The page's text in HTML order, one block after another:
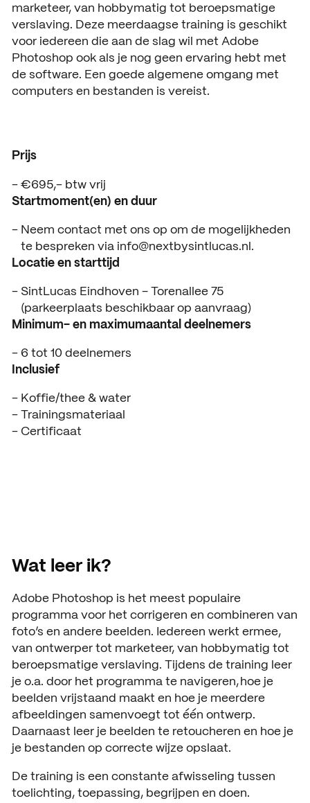
Open dagen
Meeloopdagen
Brochure aanvragen
Vacatures
SAMENWERKEN
Expertisecentrum
Practoraat
SintLucas Alumni
ACTUEEL
Nieuws
Pers en media
Contact
marketeer, van hobbymatig tot beroepsmatige
verslaving. Deze meerdaagse training is geschikt
voor iedereen die aan de slag wil met Adobe
Photoshop ook als je nog geen ervaring hebt met
de software. Een goede algemene omgang met
computers en bestanden is vereist.
Prijs
€695,- btw vrij
Startmoment(en) en duur
Neem contact met ons op om de mogelijkheden
te bespreken via info@nextbysintlucas.nl.
Locatie en starttijd
SintLucas Eindhoven – Torenallee 75
(parkeerplaats beschikbaar op aanvraag)
Minimum- en maximumaantal deelnemers
6 tot 10 deelnemers
Inclusief
Koffie/thee & water
Trainingsmateriaal
Certificaat
Wat leer ik?
Adobe Photoshop is het meest populaire
programma voor het corrigeren en combineren van
foto’s en andere beelden. Iedereen werkt ermee,
van ontwerper tot marketeer, van hobbymatig tot
beroepsmatige verslaving.Tijdens de training leer
je o.a. door het programma te navigeren, hoe je
beelden vrijstaand maakt en hoe je meerdere
afbeeldingen samenvoegt tot één ontwerp.
Daarnaast leer je beelden te retoucheren en hoe je
je bestanden op correcte wijze opslaat.
De training is een constante afwisseling tussen
toelichting, toepassing, begrijpen en doen.